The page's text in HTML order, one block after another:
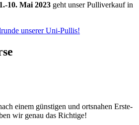
10. Mai 2023 geht unser Pulliverkauf in
unserer Uni-Pullis!
einem günstigen und ortsnahen Erste-
wir genau das Richtige!